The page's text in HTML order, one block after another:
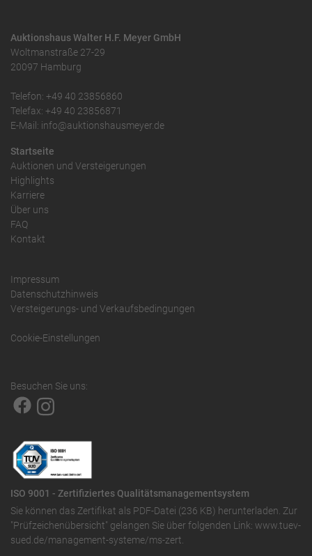
Auktionshaus Walter H.F. Meyer GmbH
Woltmanstraße 27-29
20097 Hamburg
Telefon: +49 40 23856860
Telefax: +49 40 23856871
E-Mail: info@auktionshausmeyer.de
Startseite
Auktionen und Versteigerungen
Highlights
Karriere
Über uns
FAQ
Kontakt
Impressum
Datenschutzhinweis
Versteigerungs- und Verkaufsbedingungen
Cookie-Einstellungen
Besuchen Sie uns:
ISO 9001 - Zertifiziertes Qualitätsmanagementsystem
Sie können das Zertifikat als PDF-Datei (236 KB) herunterladen. Zur
"Prüfzeichenübersicht" gelangen Sie über folgenden Link: www.tuev-
sued.de/management-systeme/ms-zert